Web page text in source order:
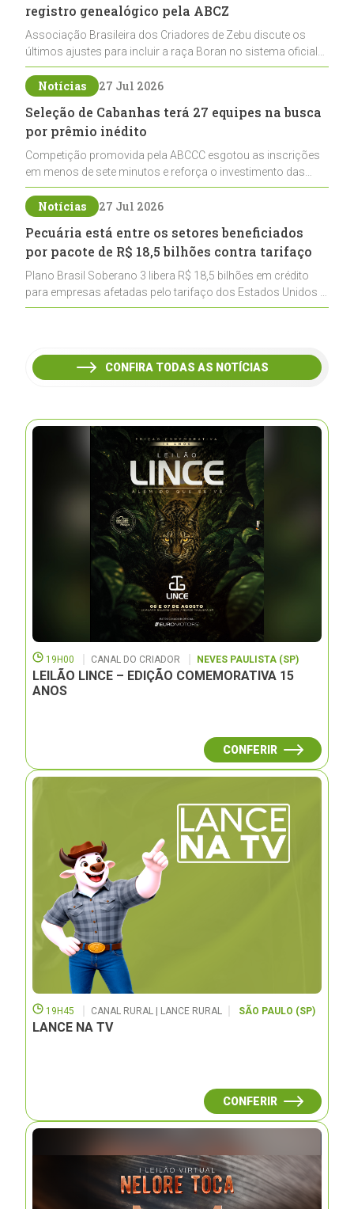
registro genealógico pela ABCZ
Associação Brasileira dos Criadores de Zebu discute os
últimos ajustes para incluir a raça Boran no sistema oficial
de registros, abrindo caminho para sua expansão na
pecuária nacional
Notícias 27 Jul 2026
Seleção de Cabanhas terá 27 equipes na busca
por prêmio inédito
Competição promovida pela ABCCC esgotou as inscrições
em menos de sete minutos e reforça o investimento das
cabanhas na seleção genética de Cavalos Crioulos voltados
ao laço
Notícias 27 Jul 2026
Pecuária está entre os setores beneficiados
por pacote de R$ 18,5 bilhões contra tarifaço
Plano Brasil Soberano 3 libera R$ 18,5 bilhões em crédito
para empresas afetadas pelo tarifaço dos Estados Unidos e
inclui a pecuária entre os setores estratégicos
CONFIRA TODAS AS NOTÍCIAS
19H00 CANAL DO CRIADOR NEVES PAULISTA (SP)
LEILÃO LINCE – EDIÇÃO COMEMORATIVA 15
ANOS
CONFERIR
19H45 CANAL RURAL | LANCE RURAL SÃO PAULO (SP)
LANCE NA TV
CONFERIR